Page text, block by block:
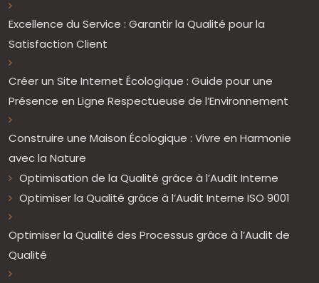
Excellence du Service : Garantir la Qualité pour la
Satisfaction Client
Créer un Site Internet Écologique : Guide pour une
Présence en Ligne Respectueuse de l’Environnement
Construire une Maison Écologique : Vivre en Harmonie
avec la Nature
Optimisation de la Qualité grâce à l’Audit Interne
Optimiser la Qualité grâce à l’Audit Interne ISO 9001
Optimiser la Qualité des Processus grâce à l’Audit de
Qualité